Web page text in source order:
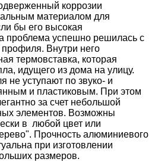
коррозии
материалом для
бы его высокая
проблема успешно решилась с
Внутри него
термовставка, которая
идущего из дома на улицу.
не уступают по звуко- и
и пластиковым. При этом
за счет небольшой
элементов. Возможны
в любой цвет или
Прочность алюминиевого
при изготовлении
размеров.